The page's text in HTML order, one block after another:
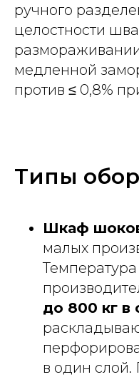
ручного
целостности
медленной
против ≤ 0,8%
Типы
Шкаф
малых
Температура
до 800 кг в
в один